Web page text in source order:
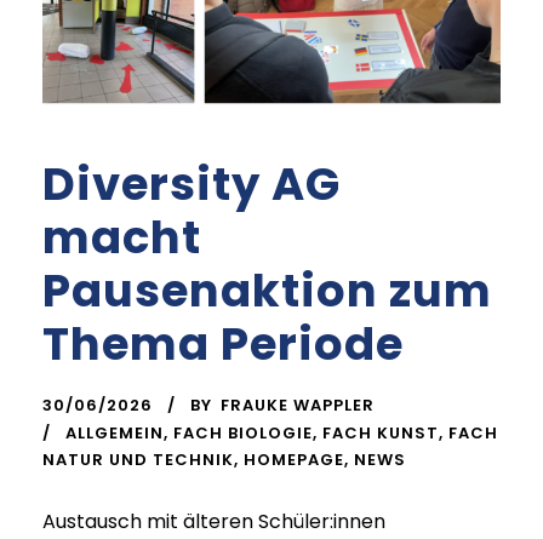
Diversity AG
macht
Pausenaktion zum
Thema Periode
30/06/2026 BY FRAUKE WAPPLER
ALLGEMEIN, FACH BIOLOGIE, FACH KUNST, FACH
NATUR UND TECHNIK, HOMEPAGE, NEWS
Austausch mit älteren Schüler:innen